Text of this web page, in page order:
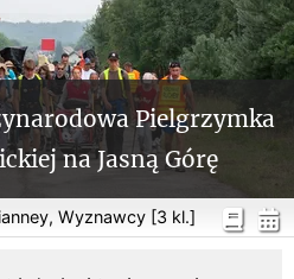
Pielgrzymka
na Jasną Górę
Wyznawcy [3 kl.]